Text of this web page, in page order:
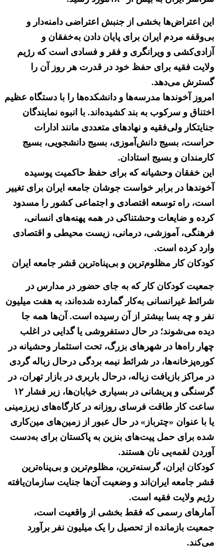
این اعتراض‌ها بخشی از جنبش اعتراضی دامنه‌دار و
بی‌وقفه مردم ایران برای پایان دادن به‌خفقان و
آزادی‌کشی و ویرانگری و فقر و فسادی است که رژیم
ولایت فقیه برای حفظ خود در قدرت هر روز آن را
گسترش می‌دهد.
امروز آخوندها مدرسه‌ها و دانشکده‌ها را با دستگاه عظیم
اختناق و سرکوب به ‌بند کشیده‌اند. با انبوه نمایندگان
جنایتکار ولی‌فقیه‌ و نهادهای متعددی مانند ادارات
حراست، بسیج‌ دانش‌آموزی، بسیج دانشجویی، بسیج
کارمندان و بسیج استادان.
این خفقان وحشیانه که برای حفظ حاکمیت پوسیده
آخوندها در برابر خواست جوشان جامعه ایران برای تغییر
است، راه توسعه اقتصادی و اجتماعی کشور را مسدود
کرده و ضایعات وحشتناکی در همه پهنه‌های انسانی،
فرهنگی، آموزشی، درمانی، زیست محیطی و اقتصادی
وارد کرده است.
کودکان کار مظلوم‌ترین و بی‌پناه‌ترین قشر جامعه ایران‌
جمعیت کودکان کار که به‌ جای حضور در مدارس در
شرائط غیرانسانی به‌کار گمارده شده‌اند، به‌ هفت میلیون
نفر و چه بسا بیشتر از آن رسیده است. آن‌ها همه جا
دیده می‌شوند؛ در حال دستفروشی یا گدایی در اغلب
چهار راه‌ها در شهر‌های بزرگ،‌ تحت استثمار وحشیانه در
کوره‌‌پزخانه‌ها، در شرائط نیمه بردگی درحال زباله گردی
در مراکز بازیافت زباله،‌ درحال باربری در بازار تهران، در
گرسنگی و پریشانی در بسیاری خیابان‌ها، زیر فشار ۱۲
ساعت کار طاقت فرسای روزانه در کارگاه‌های زیرزمینی
یا با ‌عنوان «چترباز» در حال عبور از زمین‌های مین‌کاری
شده برای حمل پیت‌های بنزین به ‌پاکستان برای به‌دست
آوردن لقمه‌یی نان هستند.
کودکان ایران، گرسنه‌ترین، مظلوم‌ترین و بی‌پناه‌ترین
قشر جامعه ایران‌اند و وضعیت آن‌ها جنایت سازمان‌یافته‌
رژیم ولایت فقیه است.
آمارهای رسمی که فقط بخشی از واقعیت است،
جمعیت بازمانده از تحصیل را یک میلیون نفر برآورد
می‌کند.